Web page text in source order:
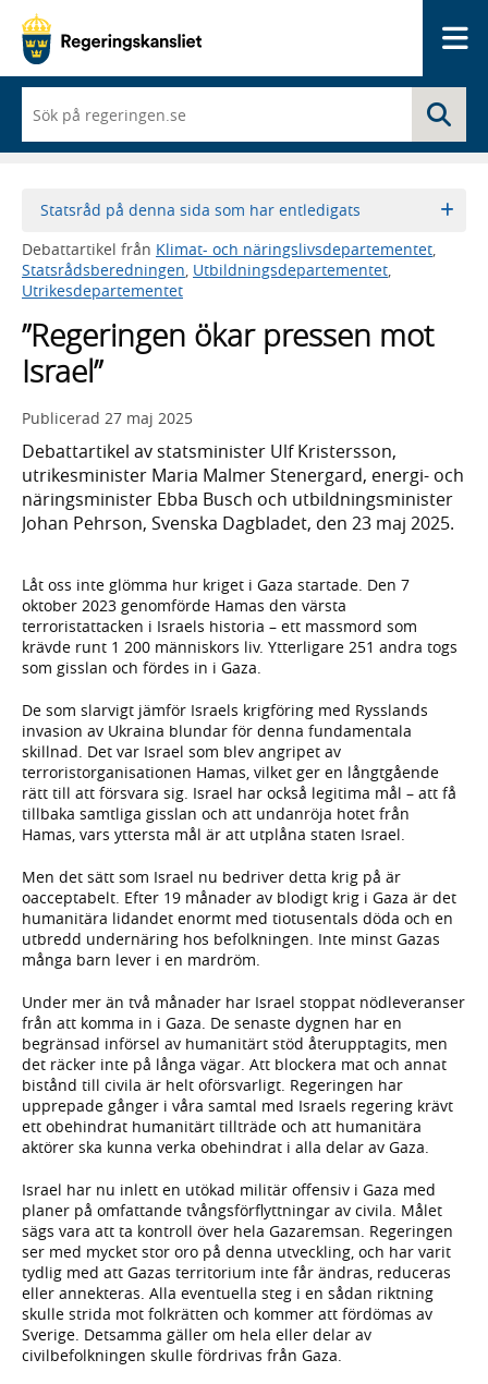
du
börjar
skriva
framträder
lista
med
sökförslag
Statsråd på denna sida som har entledigats
Debattartikel från Klimat- och näringslivsdepartementet
Statsrådsberedningen Utbildningsdepartementet
Utrikesdepartementet
”Regeringen ökar pressen mot
Israel”
Publicerad 27 maj 2025
Debattartikel av statsminister Ulf Kristersson,
utrikesminister Maria Malmer Stenergard, energi- och
näringsminister Ebba Busch och utbildningsminister
Johan Pehrson, Svenska Dagbladet, den 23 maj 2025.
Låt oss inte glömma hur kriget i Gaza startade. Den 7
oktober 2023 genomförde Hamas den värsta
terroristattacken i Israels historia – ett massmord som
krävde runt 1 200 människors liv. Ytterligare 251 andra togs
som gisslan och fördes in i Gaza.
De som slarvigt jämför Israels krigföring med Rysslands
invasion av Ukraina blundar för denna fundamentala
skillnad. Det var Israel som blev angripet av
terroristorganisationen Hamas, vilket ger en långtgående
rätt till att försvara sig. Israel har också legitima mål – att få
tillbaka samtliga gisslan och att undanröja hotet från
Hamas, vars yttersta mål är att utplåna staten Israel.
Men det sätt som Israel nu bedriver detta krig på är
oacceptabelt. Efter 19 månader av blodigt krig i Gaza är det
humanitära lidandet enormt med tiotusentals döda och en
utbredd undernäring hos befolkningen. Inte minst Gazas
många barn lever i en mardröm.
Under mer än två månader har Israel stoppat nödleveranser
från att komma in i Gaza. De senaste dygnen har en
begränsad införsel av humanitärt stöd återupptagits, men
det räcker inte på långa vägar. Att blockera mat och annat
bistånd till civila är helt oförsvarligt. Regeringen har
upprepade gånger i våra samtal med Israels regering krävt
ett obehindrat humanitärt tillträde och att humanitära
aktörer ska kunna verka obehindrat i alla delar av Gaza.
Israel har nu inlett en utökad militär offensiv i Gaza med
planer på omfattande tvångsförflyttningar av civila. Målet
sägs vara att ta kontroll över hela Gazaremsan. Regeringen
ser med mycket stor oro på denna utveckling, och har varit
tydlig med att Gazas territorium inte får ändras, reduceras
eller annekteras. Alla eventuella steg i en sådan riktning
skulle strida mot folkrätten och kommer att fördömas av
Sverige. Detsamma gäller om hela eller delar av
civilbefolkningen skulle fördrivas från Gaza.